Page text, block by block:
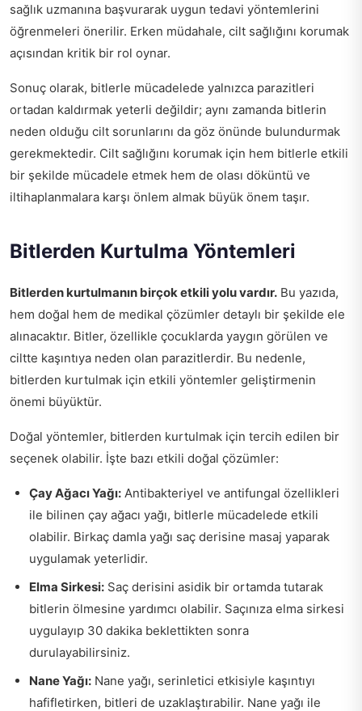
sağlık uzmanına başvurarak uygun tedavi yöntemlerini
öğrenmeleri önerilir. Erken müdahale, cilt sağlığını korumak
açısından kritik bir rol oynar.
Sonuç olarak, bitlerle mücadelede yalnızca parazitleri
ortadan kaldırmak yeterli değildir; aynı zamanda bitlerin
neden olduğu cilt sorunlarını da göz önünde bulundurmak
gerekmektedir. Cilt sağlığını korumak için hem bitlerle etkili
bir şekilde mücadele etmek hem de olası döküntü ve
iltihaplanmalara karşı önlem almak büyük önem taşır.
Bitlerden Kurtulma Yöntemleri
Bitlerden kurtulmanın birçok etkili yolu vardır. Bu yazıda,
hem doğal hem de medikal çözümler detaylı bir şekilde ele
alınacaktır. Bitler, özellikle çocuklarda yaygın görülen ve
ciltte kaşıntıya neden olan parazitlerdir. Bu nedenle,
bitlerden kurtulmak için etkili yöntemler geliştirmenin
önemi büyüktür.
Doğal yöntemler, bitlerden kurtulmak için tercih edilen bir
seçenek olabilir. İşte bazı etkili doğal çözümler:
Çay Ağacı Yağı: Antibakteriyel ve antifungal özellikleri
ile bilinen çay ağacı yağı, bitlerle mücadelede etkili
olabilir. Birkaç damla yağı saç derisine masaj yaparak
uygulamak yeterlidir.
Elma Sirkesi: Saç derisini asidik bir ortamda tutarak
bitlerin ölmesine yardımcı olabilir. Saçınıza elma sirkesi
uygulayıp 30 dakika beklettikten sonra
durulayabilirsiniz.
Nane Yağı: Nane yağı, serinletici etkisiyle kaşıntıyı
hafifletirken, bitleri de uzaklaştırabilir. Nane yağı ile